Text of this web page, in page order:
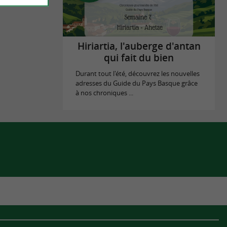
Hiriartia, l'auberge d'antan
qui fait du bien
Durant tout l'été, découvrez les nouvelles
adresses du Guide du Pays Basque grâce
à nos chroniques ...